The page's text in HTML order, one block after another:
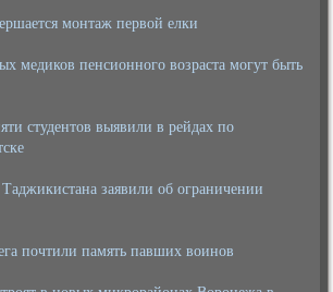
монтаж первой елки
медиков пенсионного возраста могут быть
студентов выявили в рейдах по
заявили об ограничении
почтили память павших воинов